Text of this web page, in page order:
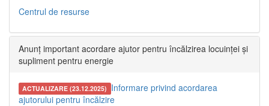
Centrul de resurse
Anunț important acordare ajutor pentru încălzirea locuinței și
supliment pentru energie
ACTUALIZARE (23.12.2025) Informare privind acordarea
ajutorului pentru încălzire